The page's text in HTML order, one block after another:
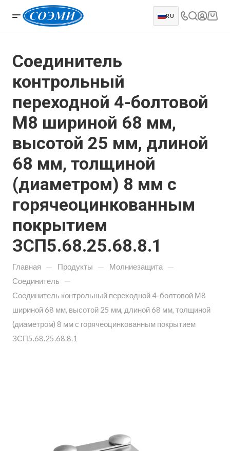
RU
Соединитель
контрольный
переходной 4-болтовой
М8 шириной 68 мм,
высотой 25 мм, длиной
68 мм, толщиной
(диаметром) 8 мм с
горячеоцинкованным
покрытием
ЗСП5.68.25.68.8.1
Главная — Продукты — Молниезащита —
Соединитель —
Соединитель контрольный переходной 4-болтовой М8
шириной 68 мм, высотой 25 мм, длиной 68 мм, толщиной
(диаметром) 8 мм с горячеоцинкованным покрытием
ЗСП5.68.25.68.8.1